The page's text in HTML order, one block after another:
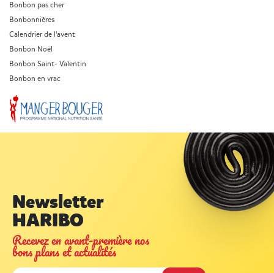
Bonbon pas cher
Bonbonnières
Calendrier de l'avent
Bonbon Noël
Bonbon Saint- Valentin
Bonbon en vrac
Newsletter
HARIBO
Recevez en avant-première nos
bons plans et actualités